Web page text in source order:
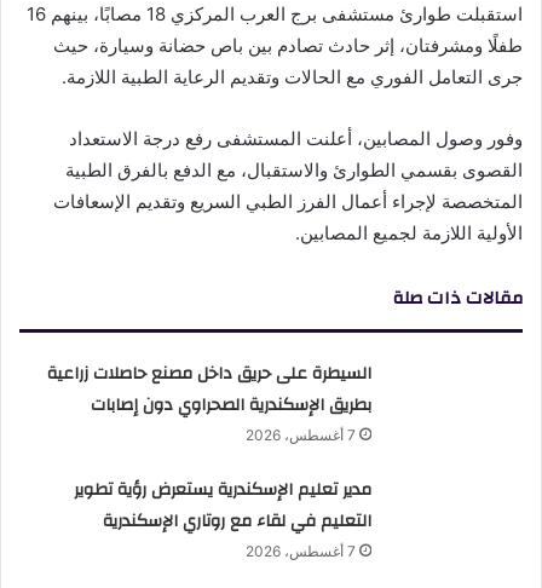
استقبلت طوارئ مستشفى برج العرب المركزي 18 مصابًا، بينهم 16
طفلًا ومشرفتان، إثر حادث تصادم بين باص حضانة وسيارة، حيث
جرى التعامل الفوري مع الحالات وتقديم الرعاية الطبية اللازمة.
وفور وصول المصابين، أعلنت المستشفى رفع درجة الاستعداد
القصوى بقسمي الطوارئ والاستقبال، مع الدفع بالفرق الطبية
المتخصصة لإجراء أعمال الفرز الطبي السريع وتقديم الإسعافات
الأولية اللازمة لجميع المصابين.
مقالات ذات صلة
السيطرة على حريق داخل مصنع حاصلات زراعية
بطريق الإسكندرية الصحراوي دون إصابات
7 أغسطس، 2026
مدير تعليم الإسكندرية يستعرض رؤية تطوير
التعليم في لقاء مع روتاري الإسكندرية
7 أغسطس، 2026